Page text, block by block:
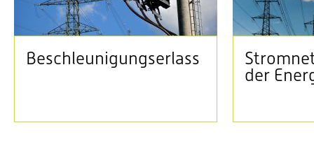
Beschleunigungserlass
der